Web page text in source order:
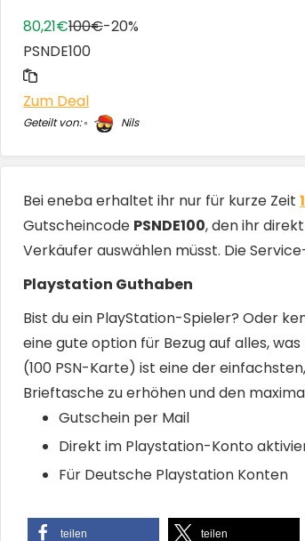
80,21€100€-20%
PSNDE100
Zum Deal
Geteilt von: Nils
Bei eneba erhaltet ihr nur für kurze Zeit
Gutscheincode PSNDE100, den ihr
Verkäufer auswählen müsst. Die
Playstation Guthaben
Bist du ein PlayStation-Spieler? Oder
eine gute option für Bezug auf alles,
(100 PSN-Karte) ist eine der
Brieftasche zu erhöhen und den
Gutschein per Mail
Direkt im Playstation-Konto
Für Deutsche Playstation Konten
teilen teilen